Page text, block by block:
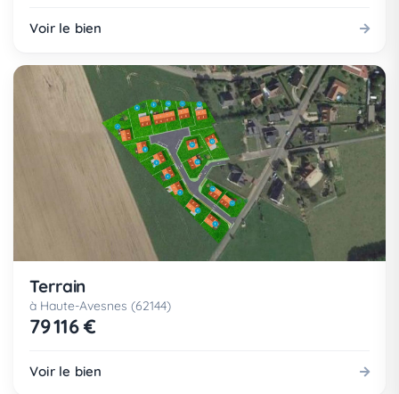
Voir le bien
Terrain
à Haute-Avesnes (62144)
79 116 €
Voir le bien